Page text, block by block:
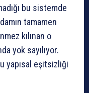
bu sistemde
tamamen
kılınan o
yok sayılıyor.
yapısal eşitsizliği